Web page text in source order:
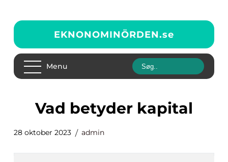
EKNONOMINÖRDEN.se
Menu
vad betyder kapital
28 oktober 2023 admin